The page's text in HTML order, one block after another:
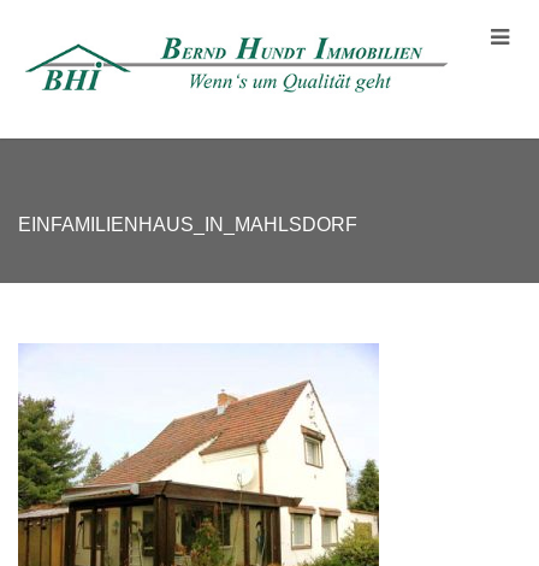
EINFAMILIENHAUS_IN_MAHLSDORF